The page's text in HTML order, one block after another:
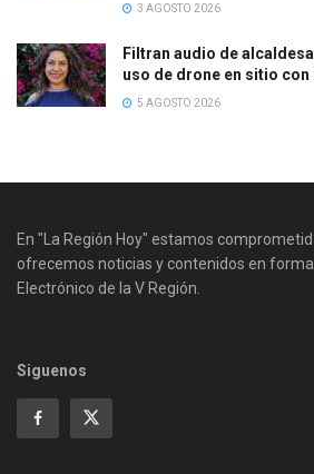
3 AGOSTO 2026
Filtran audio de
uso de drone en sitio con
5 AGOSTO 2026
En "La Región Hoy" estamos
ofrecemos noticias y contenidos en
Electrónico de la V Región.
Siguenos